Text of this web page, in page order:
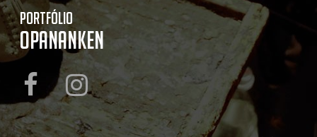
Portfólio
Opananken